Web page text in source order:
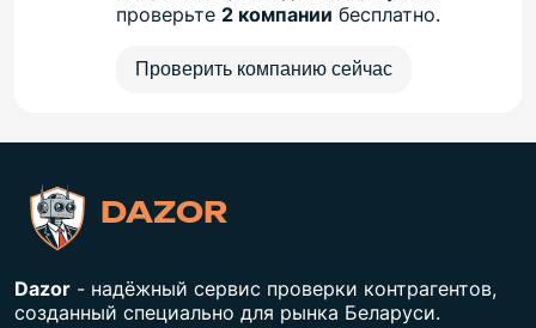
проверьте2 компании бесплатно.
Проверить компанию сейчас
DAZOR
Dazor - надёжный сервис проверки контрагентов,
созданный специально для рынка Беларуси.